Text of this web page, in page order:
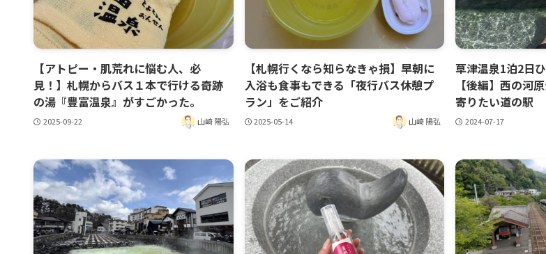
【アトピー・肌荒れに悩む人、必
見！】札幌からバス１本で行ける奇跡
の湯『豊富温泉』がすごかった。
2025-09-22 山崎 陽弘
【札幌行くなら知らなきゃ損】早朝に
入浴も食事もできる「夜行バス休憩プ
ラン」をご紹介
2025-05-14 山崎 陽弘
草津温泉1泊2日
【後編】西の河
寄りたい道の駅
2024-07-17